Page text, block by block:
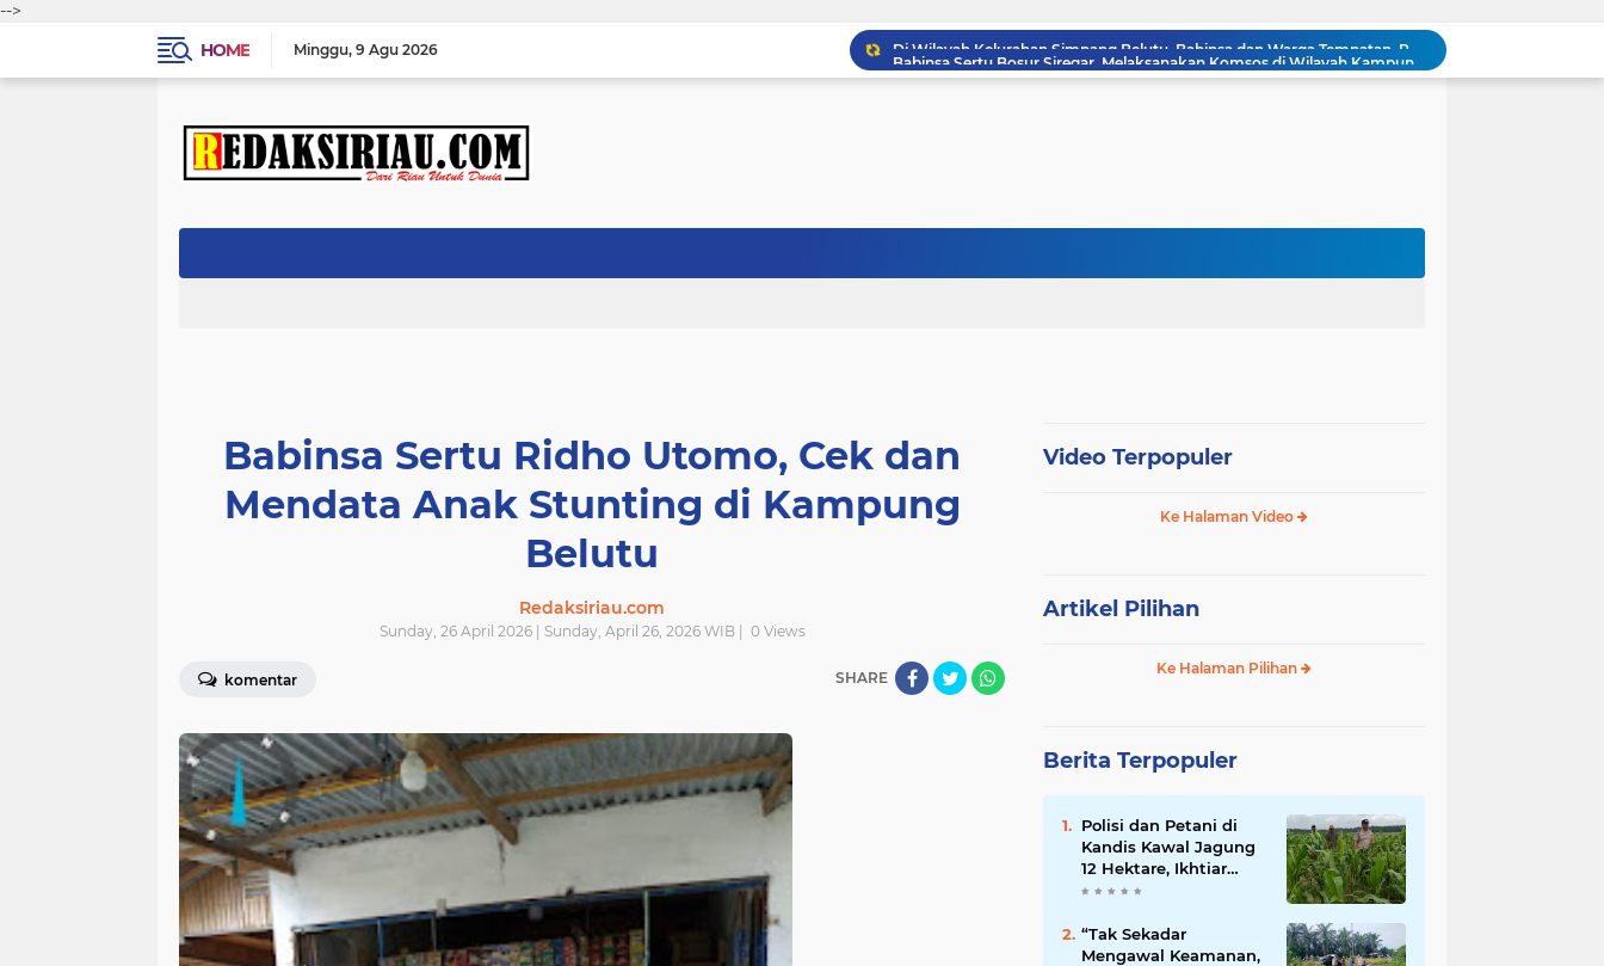
-->
HOME
Minggu 9 Agu 2026
Jagung Tumbuh, Harapan Menguat: Polsek Kandis Kawal Ketahanan Pangan dari Jambai Makmur
Polisi Turun ke Tengah Kebun Jagung, Polsek Kandis Kawal 12 Hektare Tanaman untuk Dukung Swasembada Pangan
Babinsa Sertu Ridho Utomo, Cek dan
Mendata Anak Stunting di Kampung
Belutu
Redaksiriau.com
Sunday, 26 April 2026 | Sunday, April 26, 2026 WIB | 0Views
komentar SHARE
Video Terpopuler
Ke Halaman Video
Artikel Pilihan
Ke Halaman Pilihan
Berita Terpopuler
Polisi dan Petani di
Kandis Kawal Jagung
12 Hektare, Ikhtiar
Menjaga Ketahanan
“Tak Sekadar
Mengawal Keamanan,